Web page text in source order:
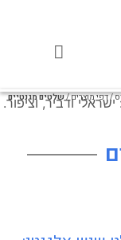
/דפי מוצרים/שלטים מגנטיים